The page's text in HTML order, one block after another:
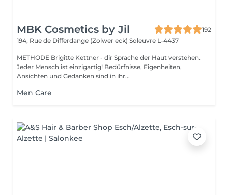
MBK Cosmetics by Jil
192
194, Rue de Differdange (Zolwer eck) Soleuvre L-4437
METHODE Brigitte Kettner - dir Sprache der Haut verstehen.
Jeder Mensch ist einzigartig! Bedürfnisse, Eigenheiten,
Ansichten und Gedanken sind in ihr...
Men Care